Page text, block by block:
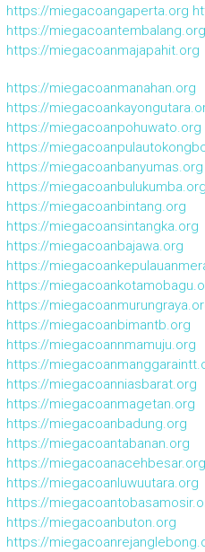
https://miegacoangaperta.org
https://miegacoantembalang.org
https://miegacoanmajapahit.org
https://miegacoanmanahan.org
https://
https://miegacoanpohuwato.org
https://
https://miegacoanbanyumas.org
https://miegacoanbulukumba.org
https://miegacoanbintang.org
https://miegacoansintangka.org
https://miegacoanbajawa.org
https://
https://
https://
https://miegacoanbimantb.org
https://miegacoannmamuju.org
https://
https://miegacoanniasbarat.org
https://miegacoanmagetan.org
https://miegacoanbadung.org
https://miegacoantabanan.org
https://miegacoanacehbesar.org
https://miegacoanluwuutara.org
https://
https://miegacoanbuton.org
https://